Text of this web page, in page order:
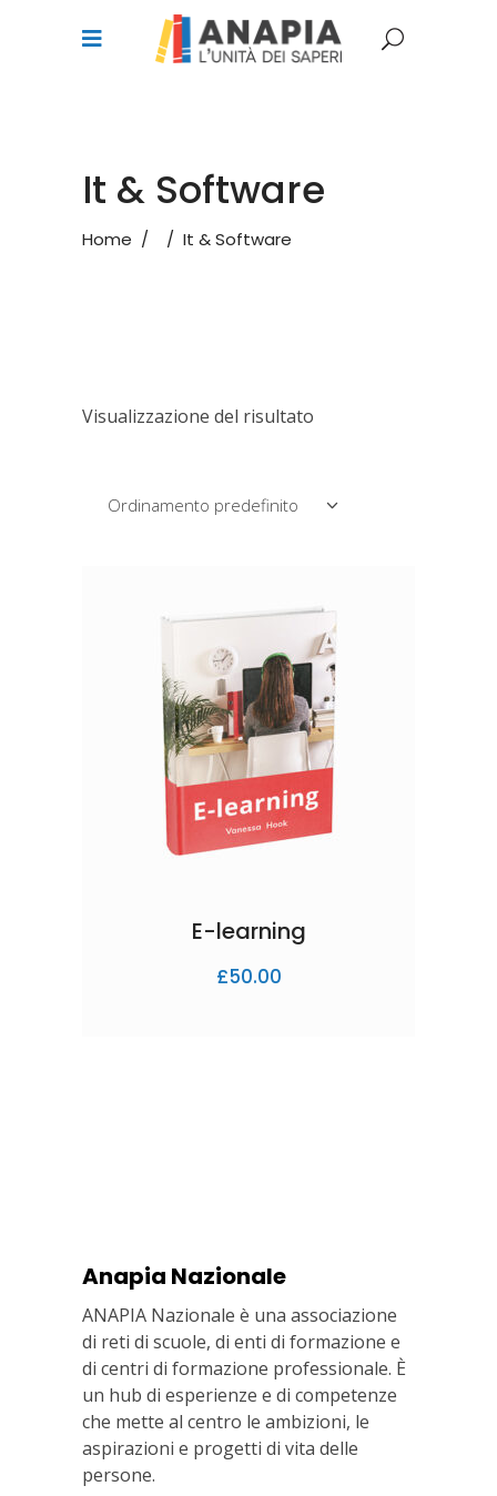
It & Software
Home / / It & Software
Visualizzazione del risultato
Ordinamento predefinito
E-learning
£50.00
Anapia Nazionale
ANAPIA Nazionale è una associazione
di reti di scuole, di enti di formazione e
di centri di formazione professionale. È
un hub di esperienze e di competenze
che mette al centro le ambizioni, le
aspirazioni e progetti di vita delle
persone.